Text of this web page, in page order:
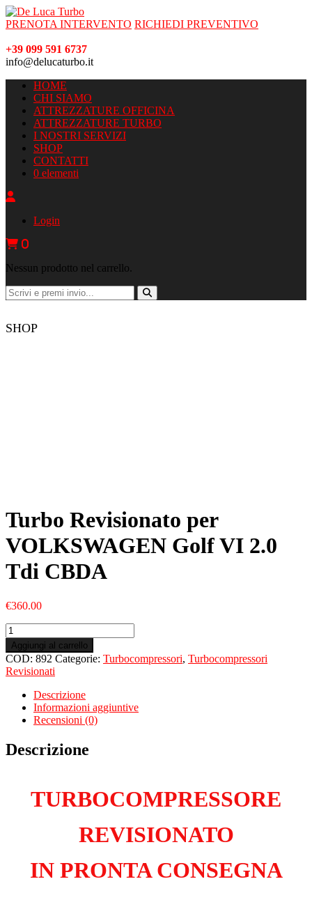
PRENOTA INTERVENTO RICHIEDI PREVENTIVO
+39 099 591 6737
info@delucaturbo.it
HOME
CHI SIAMO
ATTREZZATURE OFFICINA
ATTREZZATURE TURBO
I NOSTRI SERVIZI
SHOP
CONTATTI
0 elementi
Login
0
Nessun prodotto nel carrello.
SHOP
Turbo Revisionato per
VOLKSWAGEN Golf VI 2.0
Tdi CBDA
€360.00
Turbo
Revisionato
per
VOLKSWAGEN
Golf
CBDA
quantità
Aggiungi al carrello
COD: 892 Categorie: Turbocompressori, Turbocompressori
Revisionati
Descrizione
Informazioni aggiuntive
Recensioni (0)
Descrizione
TURBOCOMPRESSORE
REVISIONATO
IN PRONTA CONSEGNA